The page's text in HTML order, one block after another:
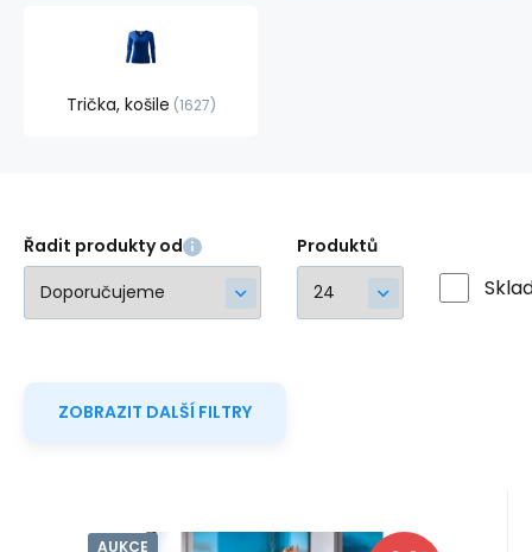
Trička, košile 1627
Řadit produkty od Produktů
ZOBRAZIT DALŠÍ FILTRY
AUKCE Kód: i10_P59398
Kód dod.:126533